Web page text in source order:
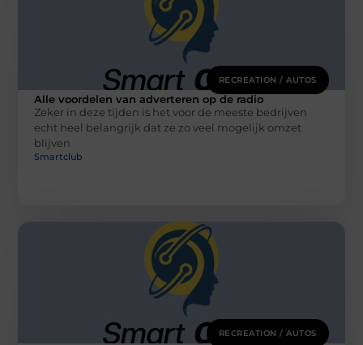
RECREATION / AUTOS
Alle voordelen van adverteren op de radio
Zeker in deze tijden is het voor de meeste bedrijven
echt heel belangrijk dat ze zo veel mogelijk omzet
blijven
Smartclub
RECREATION / AUTOS